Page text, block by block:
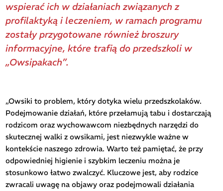
wspierać ich w działaniach związanych z
profilaktyką i leczeniem, w ramach programu
zostały przygotowane również broszury
informacyjne, które trafią do przedszkoli w
„Owsipakach”.
„Owsiki to problem, który dotyka wielu przedszkolaków.
Podejmowanie działań, które przełamują tabu i dostarczają
rodzicom oraz wychowawcom niezbędnych narzędzi do
skutecznej walki z owsikami, jest niezwykle ważne w
kontekście naszego zdrowia. Warto też pamiętać, że przy
odpowiedniej higienie i szybkim leczeniu można je
stosunkowo łatwo zwalczyć. Kluczowe jest, aby rodzice
zwracali uwagę na objawy oraz podejmowali działania